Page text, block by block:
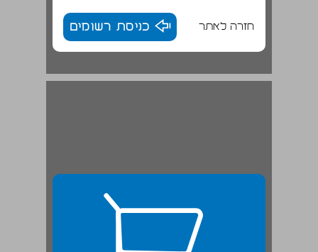
חזרה לאתר כניסת רשומים